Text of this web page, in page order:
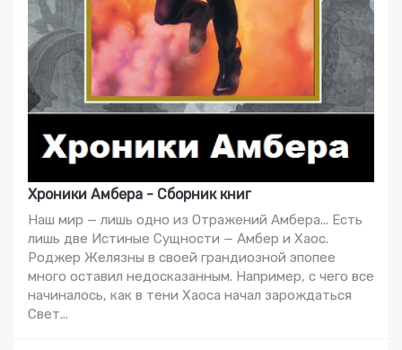
Хроники Амбера - Сборник книг
Наш мир — лишь одно из Отражений Амбера... Есть
лишь две Истиные Сущности — Амбер и Хаос.
Роджер Желязны в своей грандиозной эпопее
много оставил недосказанным. Например, с чего все
начиналось, как в тени Хаоса начал зарождаться
Свет...